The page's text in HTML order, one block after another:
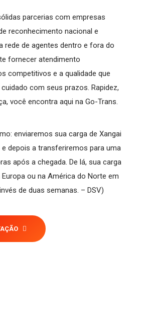
parcerias com empresas
reconhecimento nacional e
rede de agentes dentro e fora do
fornecer atendimento
competitivos e a qualidade que
com seus prazos. Rapidez,
você encontra aqui na Go-Trans.
enviaremos sua carga de Xangai
e depois a transferiremos para uma
após a chegada. De lá, sua carga
ou na América do Norte em
de duas semanas. – DSV)